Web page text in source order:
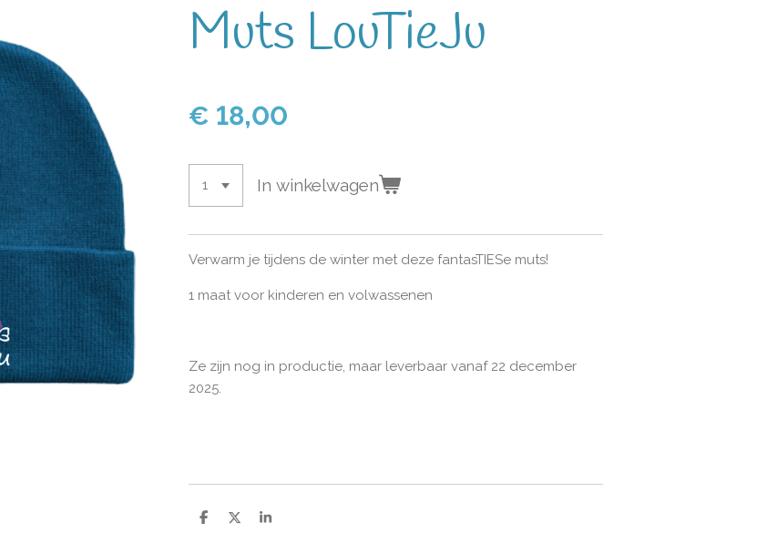
Muts LouTieJu
€ 18,00
In winkelwagen
Verwarm je tijdens de winter met deze fantasTIESe muts!
1 maat voor kinderen en volwassenen
Ze zijn nog in productie, maar leverbaar vanaf 22 december
2025.
D
D
S